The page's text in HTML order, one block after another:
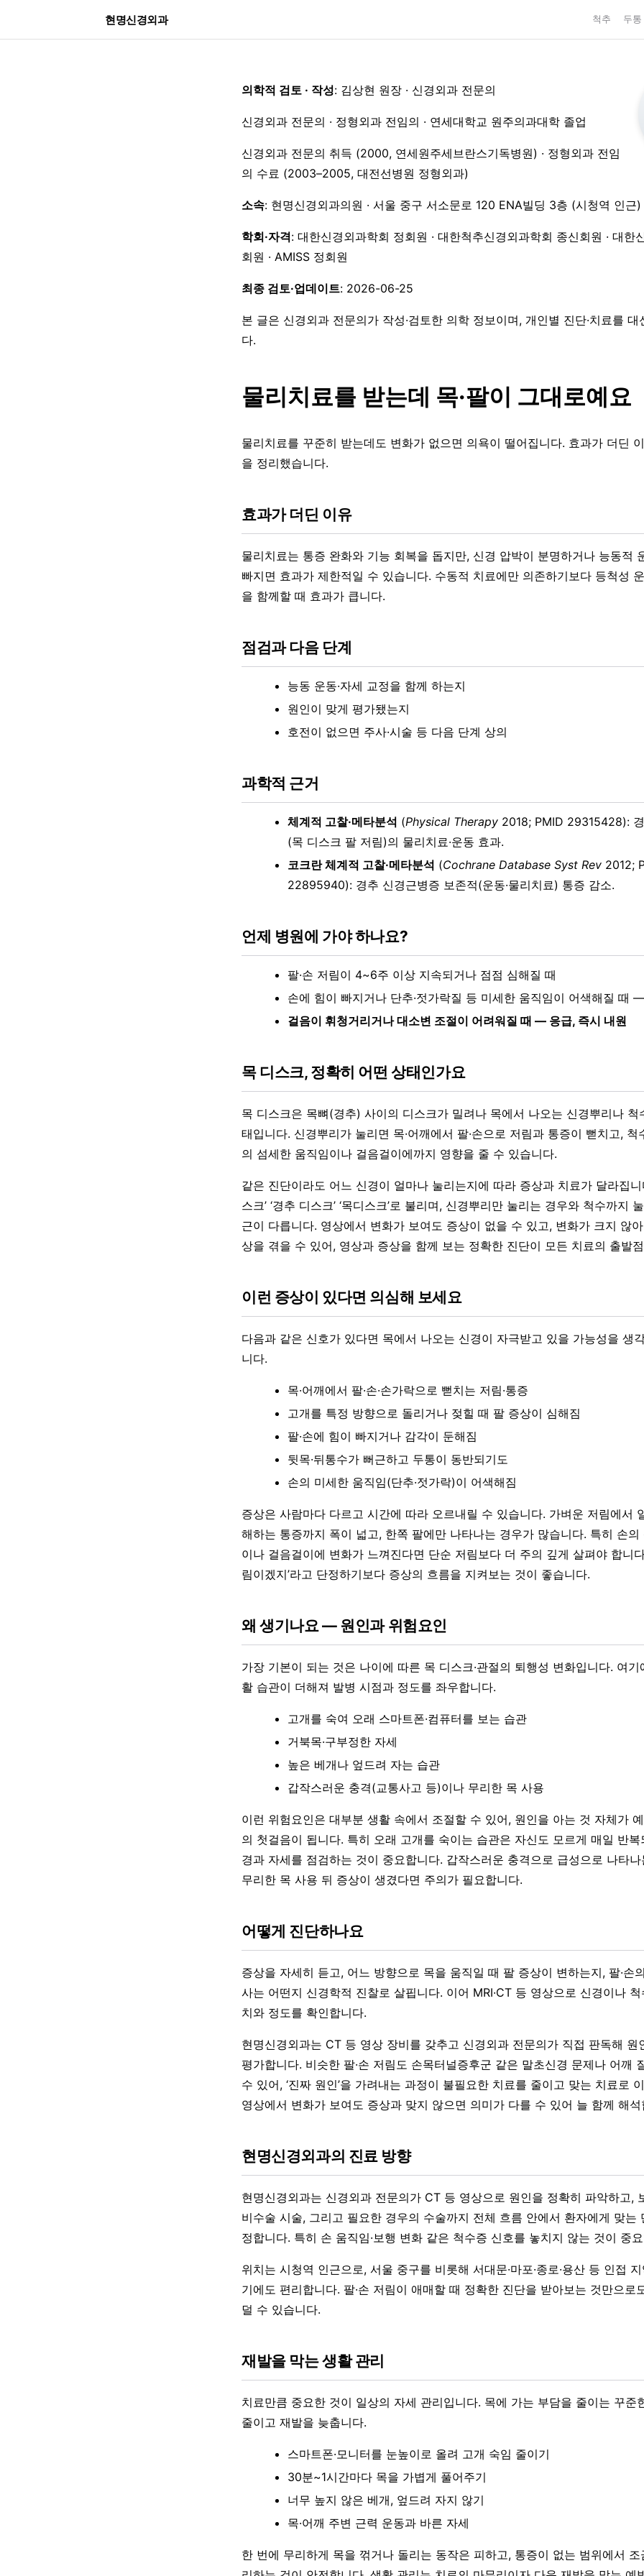
현명신경외과 척추 두통
의학적 검토 · 작성: 김상현 원장 · 신경외과 전문의
신경외과 전문의 · 정형외과 전임의 · 연세대학교 원주의과대학 졸업
신경외과 전문의 취득 (2000, 연세원주세브란스기독병원) · 정형외과 전임
의 수료 (2003–2005, 대전선병원 정형외과)
소속: 현명신경외과의원 · 서울 중구 서소문로 120 ENA빌딩 3층 (시청역 인근)
학회·자격: 대한신경외과학회 정회원 · 대한척추신경외과학회 종신회원 · 대한
회원 · AMISS 정회원
최종 검토·업데이트: 2026-06-25
본 글은 신경외과 전문의가 작성·검토한 의학 정보이며, 개인별 진단·치료를 대
다.
물리치료를 받는데 목·팔이 그대로예요
물리치료를 꾸준히 받는데도 변화가 없으면 의욕이 떨어집니다. 효과가 더딘
을 정리했습니다.
효과가 더딘 이유
물리치료는 통증 완화와 기능 회복을 돕지만, 신경 압박이 분명하거나 능동적
빠지면 효과가 제한적일 수 있습니다. 수동적 치료에만 의존하기보다 등척성
을 함께할 때 효과가 큽니다.
점검과 다음 단계
능동 운동·자세 교정을 함께 하는지
원인이 맞게 평가됐는지
호전이 없으면 주사·시술 등 다음 단계 상의
과학적 근거
체계적 고찰·메타분석 (Physical Therapy 2018; PMID 29315428):
(목 디스크 팔 저림)의 물리치료·운동 효과.
코크란 체계적 고찰·메타분석 (Cochrane Database Syst Rev 2012;
22895940): 경추 신경근병증 보존적(운동·물리치료) 통증 감소.
언제 병원에 가야 하나요?
팔·손 저림이 4~6주 이상 지속되거나 점점 심해질 때
손에 힘이 빠지거나 단추·젓가락질 등 미세한 움직임이 어색해질 때
걸음이 휘청거리거나 대소변 조절이 어려워질 때 — 응급, 즉시 내원
목 디스크, 정확히 어떤 상태인가요
목 디스크은 목뼈(경추) 사이의 디스크가 밀려나 목에서 나오는 신경뿌리나 척
태입니다. 신경뿌리가 눌리면 목·어깨에서 팔·손으로 저림과 통증이 뻗치고, 척
의 섬세한 움직임이나 걸음걸이에까지 영향을 줄 수 있습니다.
같은 진단이라도 어느 신경이 얼마나 눌리는지에 따라 증상과 치료가 달라집니
스크’ ‘경추 디스크’ ‘목디스크’로 불리며, 신경뿌리만 눌리는 경우와 척수까지
근이 다릅니다. 영상에서 변화가 보여도 증상이 없을 수 있고, 변화가 크지 않
상을 겪을 수 있어, 영상과 증상을 함께 보는 정확한 진단이 모든 치료의 출발
이런 증상이 있다면 의심해 보세요
다음과 같은 신호가 있다면 목에서 나오는 신경이 자극받고 있을 가능성을 생
니다.
목·어깨에서 팔·손·손가락으로 뻗치는 저림·통증
고개를 특정 방향으로 돌리거나 젖힐 때 팔 증상이 심해짐
팔·손에 힘이 빠지거나 감각이 둔해짐
뒷목·뒤통수가 뻐근하고 두통이 동반되기도
손의 미세한 움직임(단추·젓가락)이 어색해짐
증상은 사람마다 다르고 시간에 따라 오르내릴 수 있습니다. 가벼운 저림에서
해하는 통증까지 폭이 넓고, 한쪽 팔에만 나타나는 경우가 많습니다. 특히 손의
이나 걸음걸이에 변화가 느껴진다면 단순 저림보다 더 주의 깊게 살펴야 합니
림이겠지’라고 단정하기보다 증상의 흐름을 지켜보는 것이 좋습니다.
왜 생기나요 — 원인과 위험요인
가장 기본이 되는 것은 나이에 따른 목 디스크·관절의 퇴행성 변화입니다. 여기
활 습관이 더해져 발병 시점과 정도를 좌우합니다.
고개를 숙여 오래 스마트폰·컴퓨터를 보는 습관
거북목·구부정한 자세
높은 베개나 엎드려 자는 습관
갑작스러운 충격(교통사고 등)이나 무리한 목 사용
이런 위험요인은 대부분 생활 속에서 조절할 수 있어, 원인을 아는 것 자체가
의 첫걸음이 됩니다. 특히 오래 고개를 숙이는 습관은 자신도 모르게 매일 반
경과 자세를 점검하는 것이 중요합니다. 갑작스러운 충격으로 급성으로 나타
무리한 목 사용 뒤 증상이 생겼다면 주의가 필요합니다.
어떻게 진단하나요
증상을 자세히 듣고, 어느 방향으로 목을 움직일 때 팔 증상이 변하는지, 팔·손
사는 어떤지 신경학적 진찰로 살핍니다. 이어 MRI·CT 등 영상으로 신경이나
치와 정도를 확인합니다.
현명신경외과는 CT 등 영상 장비를 갖추고 신경외과 전문의가 직접 판독해 원
평가합니다. 비슷한 팔·손 저림도 손목터널증후군 같은 말초신경 문제나 어깨
수 있어, ‘진짜 원인’을 가려내는 과정이 불필요한 치료를 줄이고 맞는 치료로
영상에서 변화가 보여도 증상과 맞지 않으면 의미가 다를 수 있어 늘 함께 해석
현명신경외과의 진료 방향
현명신경외과는 신경외과 전문의가 CT 등 영상으로 원인을 정확히 파악하고,
비수술 시술, 그리고 필요한 경우의 수술까지 전체 흐름 안에서 환자에게 맞는
정합니다. 특히 손 움직임·보행 변화 같은 척수증 신호를 놓치지 않는 것이 중
위치는 시청역 인근으로, 서울 중구를 비롯해 서대문·마포·종로·용산 등 인접
기에도 편리합니다. 팔·손 저림이 애매할 때 정확한 진단을 받아보는 것만으로
덜 수 있습니다.
재발을 막는 생활 관리
치료만큼 중요한 것이 일상의 자세 관리입니다. 목에 가는 부담을 줄이는 꾸준
줄이고 재발을 늦춥니다.
스마트폰·모니터를 눈높이로 올려 고개 숙임 줄이기
30분~1시간마다 목을 가볍게 풀어주기
너무 높지 않은 베개, 엎드려 자지 않기
목·어깨 주변 근력 운동과 바른 자세
한 번에 무리하게 목을 꺾거나 돌리는 동작은 피하고, 통증이 없는 범위에서